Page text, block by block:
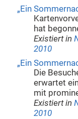
„Ein
hat
Existiert in
2010
„Ein
Die
erwartet
mit
Existiert in
2010